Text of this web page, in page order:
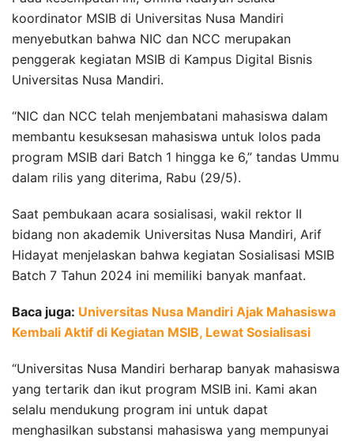
koordinator MSIB di Universitas Nusa Mandiri
menyebutkan bahwa NIC dan NCC merupakan
penggerak kegiatan MSIB di Kampus Digital Bisnis
Universitas Nusa Mandiri.
“NIC dan NCC telah menjembatani mahasiswa dalam
membantu kesuksesan mahasiswa untuk lolos pada
program MSIB dari Batch 1 hingga ke 6,” tandas Ummu
dalam rilis yang diterima, Rabu (29/5).
Saat pembukaan acara sosialisasi, wakil rektor II
bidang non akademik Universitas Nusa Mandiri, Arif
Hidayat menjelaskan bahwa kegiatan Sosialisasi MSIB
Batch 7 Tahun 2024 ini memiliki banyak manfaat.
Baca juga: Universitas Nusa Mandiri Ajak Mahasiswa
Kembali Aktif di Kegiatan MSIB, Lewat Sosialisasi
“Universitas Nusa Mandiri berharap banyak mahasiswa
yang tertarik dan ikut program MSIB ini. Kami akan
selalu mendukung program ini untuk dapat
menghasilkan substansi mahasiswa yang mempunyai